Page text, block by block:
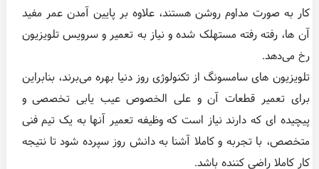
کار به صورت مداوم روشن هستند، علاوه بر پایین آمدن عمر مفید
آن ها، رفته رفته مستهلک شده و نیاز به تعمیر و سرویس تلویزیون
رخ می‌دهد.
تلویزیون های سامسونگ از تکنولوژی روز دنیا بهره می‌برند، بنابراین
برای تعمیر قطعات آن و علی الخصوص عیب یابی تخصصی و
پیچیده ای که دارند نیاز است که وظیفه تعمیر‌ آنها به یک تیم فنی
متخصص، با تجربه و کاملا آشنا به دانش روز سپرده شود تا نتیجه
کار کاملا راضی کننده باشد.